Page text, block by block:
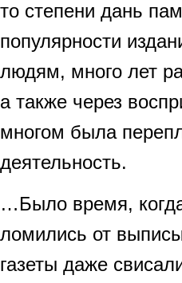
то степени дань
популярности
людям, много лет
а также через
многом была
деятельность.
…Было время,
ломились от
газеты даже